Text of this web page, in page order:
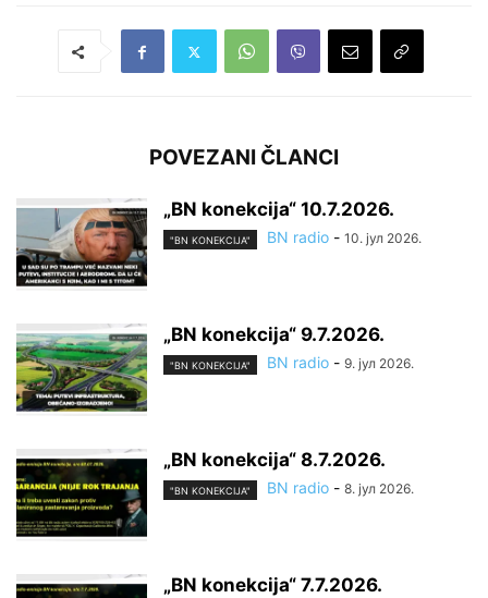
POVEZANI ČLANCI
„BN konekcija“ 10.7.2026.
"BN KONEKCIJA" BN radio - 10. јул 2026.
„BN konekcija“ 9.7.2026.
"BN KONEKCIJA" BN radio - 9. јул 2026.
„BN konekcija“ 8.7.2026.
"BN KONEKCIJA" BN radio - 8. јул 2026.
„BN konekcija“ 7.7.2026.